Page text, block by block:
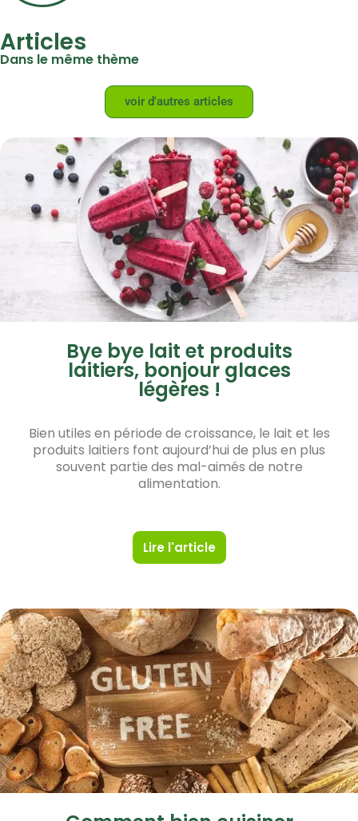
Articles
Dans le même thème
voir d'autres articles
Bye bye lait et produits
laitiers, bonjour glaces
légères !
Bien utiles en période de croissance, le lait et les
produits laitiers font aujourd’hui de plus en plus
souvent partie des mal-aimés de notre
alimentation.
Lire l'article